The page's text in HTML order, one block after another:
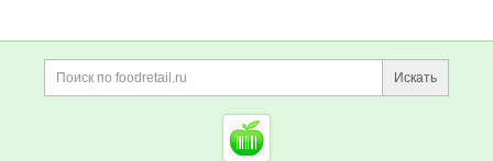
Дополнительная информация
Поиск по сайту и
Искать
Cсылки на полезные